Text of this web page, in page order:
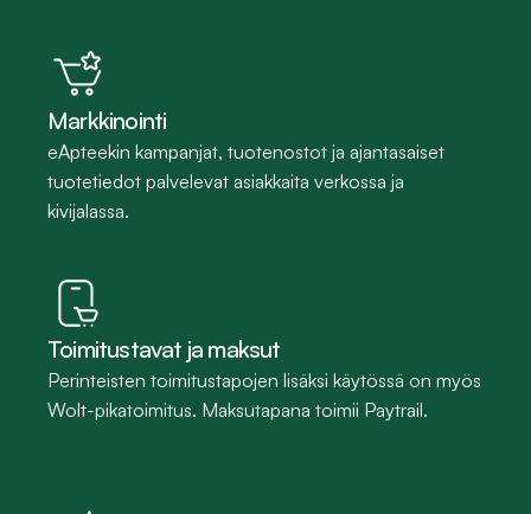
Markkinointi
eApteekin kampanjat, tuotenostot ja ajantasaiset
tuotetiedot palvelevat asiakkaita verkossa ja
kivijalassa.
Toimitustavat ja maksut
Perinteisten toimitustapojen lisäksi käytössä on myös
Wolt-pikatoimitus. Maksutapana toimii Paytrail.